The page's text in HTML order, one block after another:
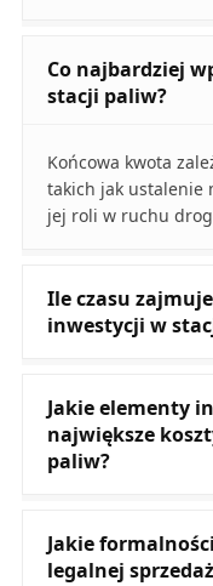
Co najbardziej
stacji paliw?
Końcowa kwota
takich jak ustalenie
jej roli w ruchu
Ile czasu
inwestycji w
Jakie elementy
największe
paliw?
Jakie
legalnej